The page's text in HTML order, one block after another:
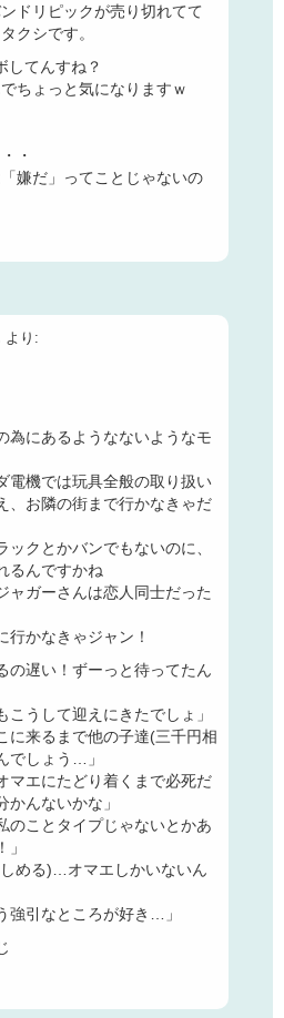
ドリピックが売り切れてて
クシです。
してんすね？
ちょっと気になりますｗ
・
嫌だ」ってことじゃないの
より:
為にあるようなないようなモ
電機では玩具全般の取り扱い
、お隣の街まで行かなきゃだ
ックとかバンでもないのに、
るんですかね
ャガーさんは恋人同士だった
行かなきゃジャン！
の遅い！ずーっと待ってたん
うして迎えにきたでしょ」
に来るまで他の子達(三千円相
でしょう…」
マエにたどり着くまで必死だ
かんないかな」
のことタイプじゃないとかあ
める)…オマエしかいないん
引なところが好き…」